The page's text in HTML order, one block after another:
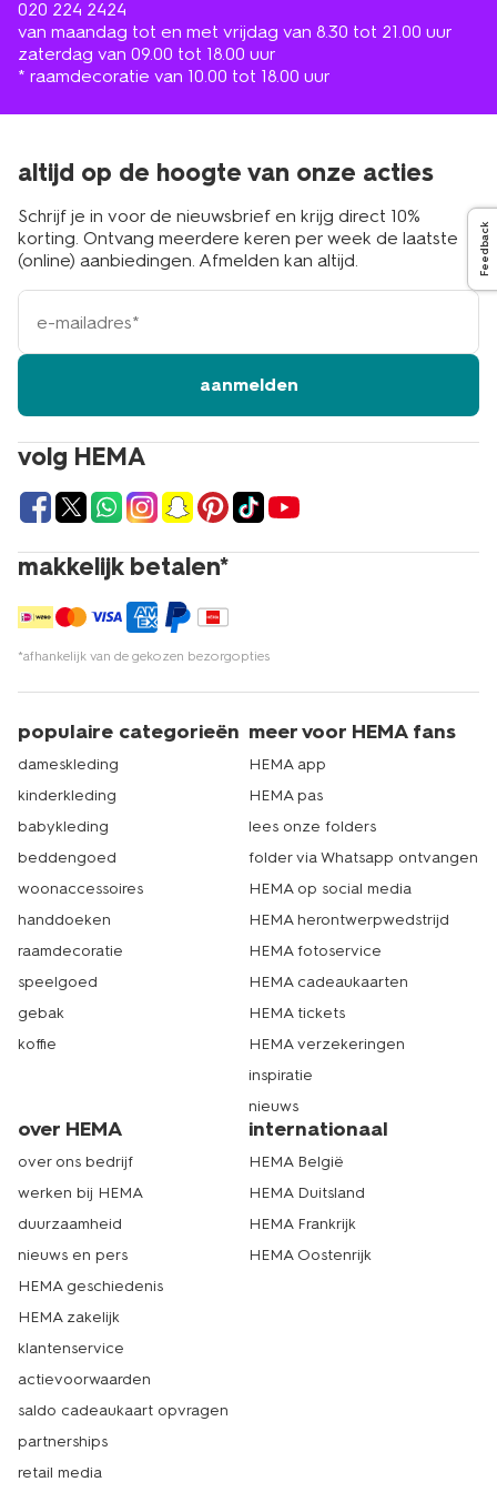
020 224 2424
van maandag tot en met vrijdag van 8.30 tot 21.00 uur
zaterdag van 09.00 tot 18.00 uur
* raamdecoratie van 10.00 tot 18.00 uur
volg HEMA
makkelijk betalen*
*afhankelijk van de gekozen bezorgopties
altijd op de hoogte van onze acties
Schrijf je in voor de nieuwsbrief en krijg direct 10%
korting. Ontvang meerdere keren per week de laatste
(online) aanbiedingen. Afmelden kan altijd.
e-
mailadres
aanmelden
populaire categorieën
dameskleding
kinderkleding
babykleding
beddengoed
woonaccessoires
handdoeken
raamdecoratie
speelgoed
gebak
koffie
meer voor HEMA fans
HEMA app
HEMA pas
lees onze folders
folder via Whatsapp ontvangen
HEMA op social media
HEMA herontwerpwedstrijd
HEMA fotoservice
HEMA cadeaukaarten
HEMA tickets
HEMA verzekeringen
inspiratie
nieuws
over HEMA
over ons bedrijf
werken bij HEMA
duurzaamheid
nieuws en pers
HEMA geschiedenis
HEMA zakelijk
klantenservice
actievoorwaarden
saldo cadeaukaart opvragen
partnerships
retail media
internationaal
HEMA België
HEMA Duitsland
HEMA Frankrijk
HEMA Oostenrijk
Feedback